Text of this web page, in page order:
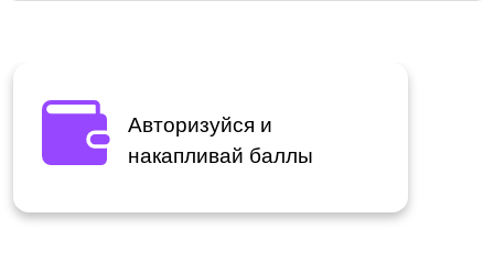
Авторизуйся и
накапливай баллы